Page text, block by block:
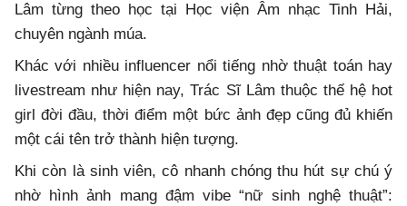
Lâm từng theo học tại Học viện Âm nhạc Tinh Hải,
chuyên ngành múa.
Khác với nhiều influencer nổi tiếng nhờ thuật toán hay
livestream như hiện nay, Trác Sĩ Lâm thuộc thế hệ hot
girl đời đầu, thời điểm một bức ảnh đẹp cũng đủ khiến
một cái tên trở thành hiện tượng.
Khi còn là sinh viên, cô nhanh chóng thu hút sự chú ý
nhờ hình ảnh mang đậm vibe “nữ sinh nghệ thuật”: